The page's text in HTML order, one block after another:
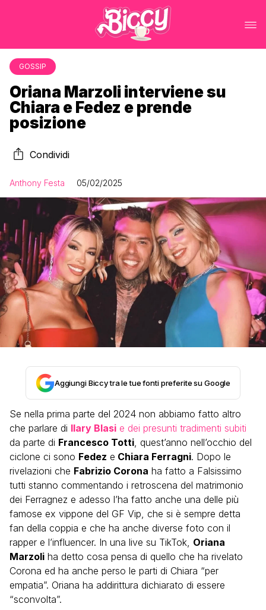
GOSSIP
Oriana Marzoli interviene su
Chiara e Fedez e prende
posizione
Condividi
Anthony Festa 05/02/2025
Aggiungi Biccy tra le tue fonti preferite su Google
Se nella prima parte del 2024 non abbiamo fatto altro
che parlare di Ilary Blasi e dei presunti tradimenti subiti
da parte di Francesco Totti, quest’anno nell’occhio del
ciclone ci sono Fedez e Chiara Ferragni. Dopo le
rivelazioni che Fabrizio Corona ha fatto a Falsissimo
tutti stanno commentando i retroscena del matrimonio
dei Ferragnez e adesso l’ha fatto anche una delle più
famose ex vippone del GF Vip, che si è sempre detta
fan della coppia e che ha anche diverse foto con il
rapper e l’influencer. In una live su TikTok, Oriana
Marzoli ha detto cosa pensa di quello che ha rivelato
Corona ed ha anche perso le parti di Chiara “per
empatia”. Oriana ha addirittura dichiarato di essere
“sconvolta”.